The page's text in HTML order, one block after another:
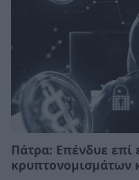
Πάτρα: Επένδυε
κρυπτονομισμάτων